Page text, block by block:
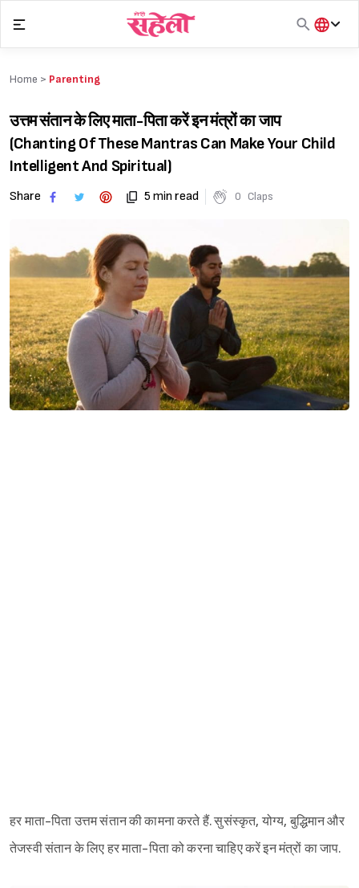
content
हिंदी
Home > Parenting
उत्तम संतान के लिए माता-पिता करें इन मंत्रों का जाप
(Chanting Of These Mantras Can Make Your Child
Intelligent And Spiritual)
Share 5 min read 0 Claps
हर माता-पिता उत्तम संतान की कामना करते हैं. सुसंस्कृत, योग्य, बुद्धिमान और
तेजस्वी संतान के लिए हर माता-पिता को करना चाहिए करें इन मंत्रों का जाप.